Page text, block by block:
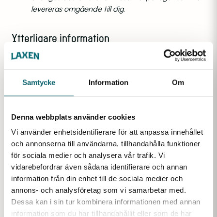
Samtycke Information Om
Denna webbplats använder cookies
Vi använder enhetsidentifierare för att anpassa innehållet
och annonserna till användarna, tillhandahålla funktioner
för sociala medier och analysera vår trafik. Vi
vidarebefordrar även sådana identifierare och annan
information från din enhet till de sociala medier och
annons- och analysföretag som vi samarbetar med.
Dessa kan i sin tur kombinera informationen med annan
information som du har tillhandahållit eller som de har
levereras omgående till dig.
Ytterligare information
0,9 kg
Favoriter inom samma kategori